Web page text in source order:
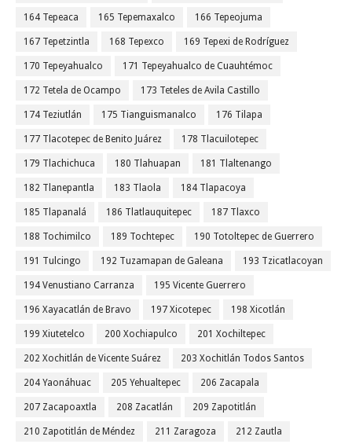
164 Tepeaca 165 Tepemaxalco 166 Tepeojuma
167 Tepetzintla 168 Tepexco 169 Tepexi de Rodríguez
170 Tepeyahualco 171 Tepeyahualco de Cuauhtémoc
172 Tetela de Ocampo 173 Teteles de Avila Castillo
174 Teziutlán 175 Tianguismanalco 176 Tilapa
177 Tlacotepec de Benito Juárez 178 Tlacuilotepec
179 Tlachichuca 180 Tlahuapan 181 Tlaltenango
182 Tlanepantla 183 Tlaola 184 Tlapacoya
185 Tlapanalá 186 Tlatlauquitepec 187 Tlaxco
188 Tochimilco 189 Tochtepec 190 Totoltepec de Guerrero
191 Tulcingo 192 Tuzamapan de Galeana 193 Tzicatlacoyan
194 Venustiano Carranza 195 Vicente Guerrero
196 Xayacatlán de Bravo 197 Xicotepec 198 Xicotlán
199 Xiutetelco 200 Xochiapulco 201 Xochiltepec
202 Xochitlán de Vicente Suárez 203 Xochitlán Todos Santos
204 Yaonáhuac 205 Yehualtepec 206 Zacapala
207 Zacapoaxtla 208 Zacatlán 209 Zapotitlán
210 Zapotitlán de Méndez 211 Zaragoza 212 Zautla